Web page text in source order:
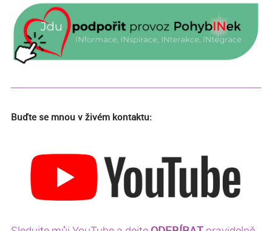
Buďte se mnou v živém kontaktu: